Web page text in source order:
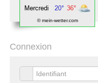
© mein-wetter.com
Connexion